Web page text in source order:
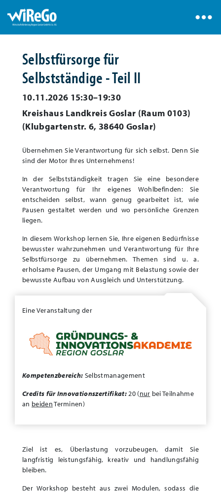
Selbstfürsorge für
Selbstständige - Teil II
10.11.2026 15:30–19:30
Kreishaus Landkreis Goslar (Raum 0103)
(Klubgartenstr. 6, 38640 Goslar)
Übernehmen Sie Verantwortung für sich selbst. Denn Sie
sind der Motor Ihres Unternehmens!
In der Selbstständigkeit tragen Sie eine besondere
Verantwortung für Ihr eigenes Wohlbefinden: Sie
entscheiden selbst, wann genug gearbeitet ist, wie
Pausen gestaltet werden und wo persönliche Grenzen
liegen.
In diesem Workshop lernen Sie, Ihre eigenen Bedürfnisse
bewusster wahrzunehmen und Verantwortung für Ihre
Selbstfürsorge zu übernehmen. Themen sind u. a.
erholsame Pausen, der Umgang mit Belastung sowie der
bewusste Aufbau von Ausgleich und Unterstützung.
Eine Veranstaltung der
Kompetenzbereich: Selbstmanagement
Credits für Innovationszertifikat:20 (nur bei Teilnahme
an beidenTerminen)
Ziel ist es, Überlastung vorzubeugen, damit Sie
langfristig leistungsfähig, kreativ und handlungsfähig
bleiben.
Der Workshop besteht aus zwei Modulen, sodass die